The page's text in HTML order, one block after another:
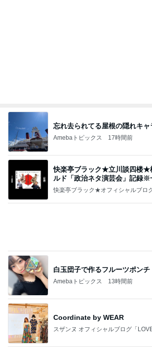
忘れ去られてる屋根の隠れキャ
Amebaトピックス 17時間前
快楽亭ブラック★立川談四楼★
ルド「政治ネタ演芸会」記録※
信】
快楽亭ブラック★オフィシャルブロ
白玉団子で作るフルーツポンチ
Amebaトピックス 13時間前
Coordinate by WEAR
スザンヌ オフィシャルブログ「